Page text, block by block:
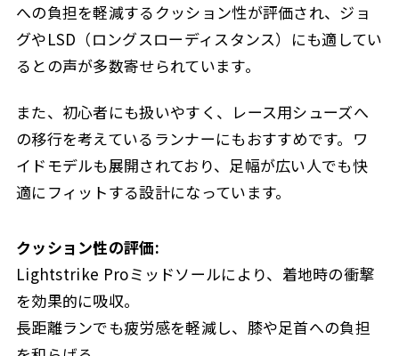
への負担を軽減するクッション性が評価され、ジョ
グやLSD（ロングスローディスタンス）にも適してい
るとの声が多数寄せられています。
また、初心者にも扱いやすく、レース用シューズへ
の移行を考えているランナーにもおすすめです。ワ
イドモデルも展開されており、足幅が広い人でも快
適にフィットする設計になっています。
クッション性の評価:
Lightstrike Proミッドソールにより、着地時の衝撃
を効果的に吸収。
長距離ランでも疲労感を軽減し、膝や足首への負担